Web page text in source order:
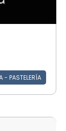
- PASTELERÍA